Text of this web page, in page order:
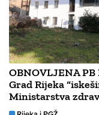
OBNOVLJENA PB
Grad Rijeka
Ministarstva